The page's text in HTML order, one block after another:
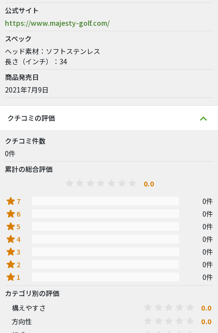
公式サイト
https://www.majesty-golf.com/
スペック
ヘッド素材：ソフトステンレス
長さ（インチ）：34
商品発売日
2021年7月9日
クチコミの評価
クチコミ件数
0件
累計の総合評価
0.0
star 7 0件
star 6 0件
star5 0件
star4 0件
star3 0件
star 2 0件
star 1
0件
カテゴリ別の評価
構えやすさ
0.0
方向性 0.0